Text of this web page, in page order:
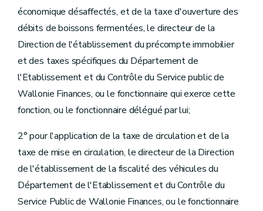
économique désaffectés, et de la taxe d'ouverture des
débits de boissons fermentées, le directeur de la
Direction de l'établissement du précompte immobilier
et des taxes spécifiques du Département de
l'Etablissement et du Contrôle du Service public de
Wallonie Finances, ou le fonctionnaire qui exerce cette
fonction, ou le fonctionnaire délégué par lui;
2° pour l'application de la taxe de circulation et de la
taxe de mise en circulation, le directeur de la Direction
de l'établissement de la fiscalité des véhicules du
Département de l'Etablissement et du Contrôle du
Service Public de Wallonie Finances, ou le fonctionnaire